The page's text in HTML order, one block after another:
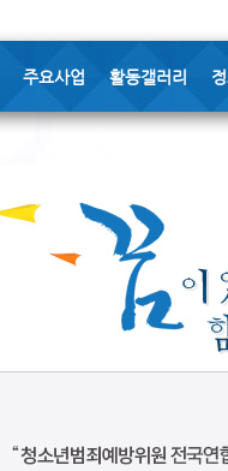
주요사업 활동갤러리